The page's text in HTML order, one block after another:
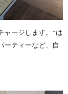
ャージします。↑は
ーティーなど、自